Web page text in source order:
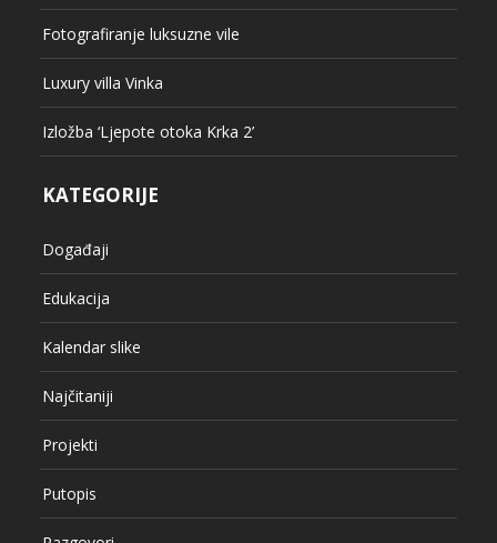
Fotografiranje luksuzne vile
Luxury villa Vinka
Izložba ‘Ljepote otoka Krka 2’
KATEGORIJE
Događaji
Edukacija
Kalendar slike
Najčitaniji
Projekti
Putopis